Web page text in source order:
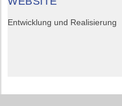
Entwicklung und Realisierung